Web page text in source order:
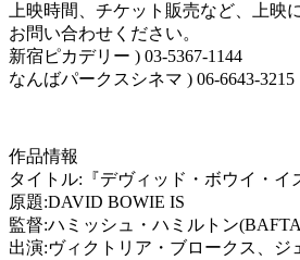
上映時間、チケット販売など、上映
お問い合わせください。
新宿ピカデリー ) 03-5367-1144
なんばパークスシネマ ) 06-6643-3215
作品情報
タイトル:『デヴィッド・ボウイ・イ
原題:DAVID BOWIE IS
監督:ハミッシュ・ハミルトン
出演:ヴィクトリア・ブロークス、ジ